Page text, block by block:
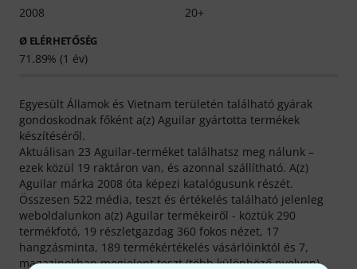
2008 20+
Ø ELÉRHETŐSÉG
71.89% (1 év)
Egyesült Államok és Vietnam területén található gyárak
gondoskodnak főként a(z) Aguilar gyártotta termékek
készítéséről.
Aktuálisan 23 Aguilar-terméket találhatsz meg nálunk –
ezek közül 19 raktáron van, és azonnal szállítható. A(z)
Aguilar márka 2008 óta képezi katalógusunk részét.
Összesen 522 média, teszt és értékelés található jelenleg
weboldalunkon a(z) Aguilar termékeiről - köztük 290
termékfotó, 19 részletgazdag 360 fokos nézet, 17
hangzásminta, 189 termékértékelés vásárlóinktól és 7,
magazinokban megjelent teszt (több különböző nyelven).